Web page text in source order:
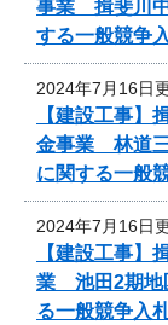
事業 揖斐川
する一般競争
2024年7月16日
【建設工事
金事業 林道
に関する一般
2024年7月16日
【建設工事
業 池田2期地
る一般競争入